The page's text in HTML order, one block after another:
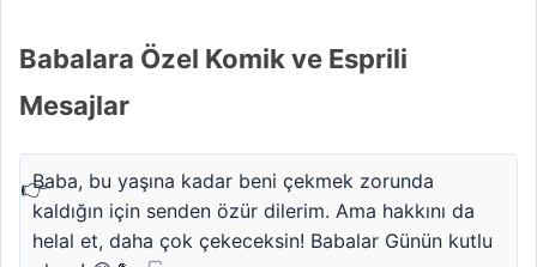
Babalara Özel Komik ve Esprili
Mesajlar
Baba, bu yaşına kadar beni çekmek zorunda
kaldığın için senden özür dilerim. Ama hakkını da
helal et, daha çok çekeceksin! Babalar Günün kutlu